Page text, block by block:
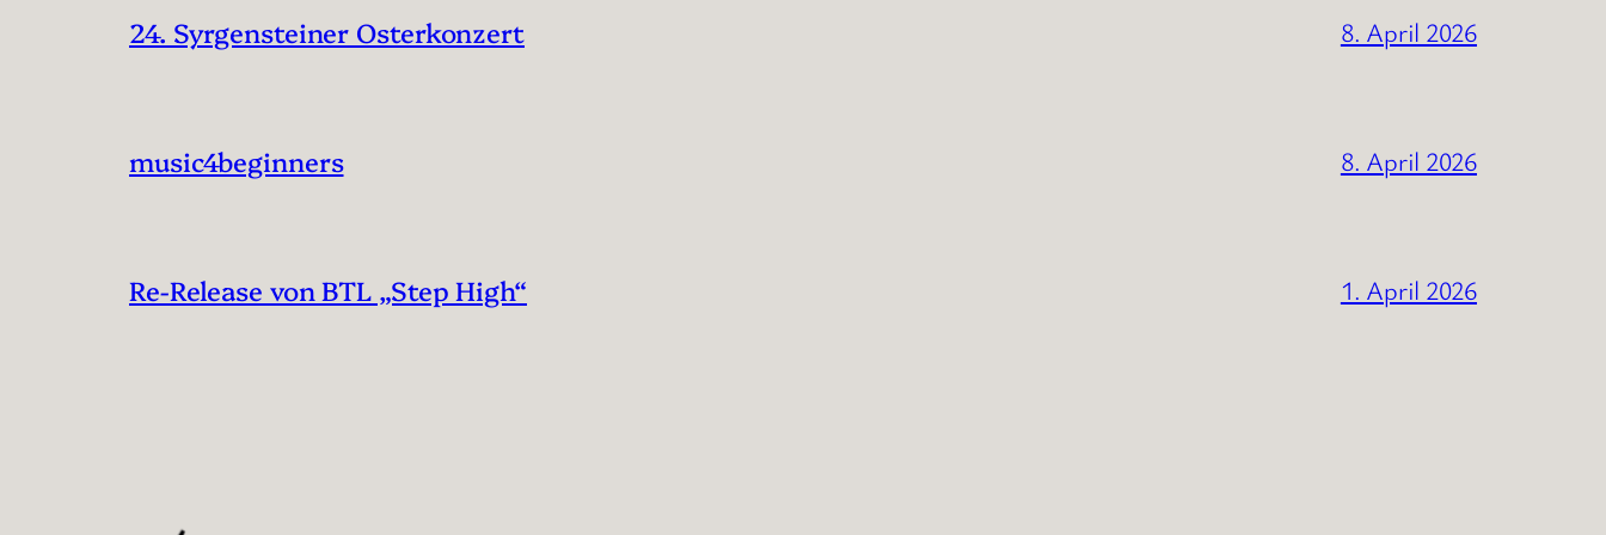
24. Syrgensteiner Osterkonzert 8. April 2026
music4beginners 8. April 2026
Re-Release von BTL „Step High“ 1. April 2026